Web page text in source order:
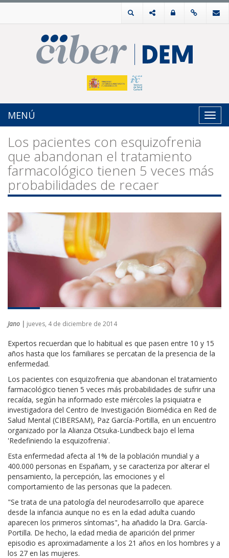
MENÚ
Los pacientes con esquizofrenia
que abandonan el tratamiento
farmacológico tienen 5 veces más
probabilidades de recaer
Jano | jueves, 4 de diciembre de 2014
Expertos recuerdan que lo habitual es que pasen entre 10 y 15
años hasta que los familiares se percatan de la presencia de la
enfermedad.
Los pacientes con esquizofrenia que abandonan el tratamiento
farmacológico tienen 5 veces más probabilidades de sufrir una
recaída, según ha informado este miércoles la psiquiatra e
investigadora del Centro de Investigación Biomédica en Red de
Salud Mental (CIBERSAM), Paz García-Portilla, en un encuentro
organizado por la Alianza Otsuka-Lundbeck bajo el lema
'Redefiniendo la esquizofrenia'.
Esta enfermedad afecta al 1% de la población mundial y a
400.000 personas en Españam, y se caracteriza por alterar el
pensamiento, la percepción, las emociones y el
comportamiento de las personas que la padecen.
"Se trata de una patología del neurodesarrollo que aparece
desde la infancia aunque no es en la edad adulta cuando
aparecen los primeros síntomas", ha añadido la Dra. García-
Portilla. De hecho, la edad media de aparición del primer
episodio es aproximadamente a los 21 años en los hombres y a
los 27 en las mujeres.